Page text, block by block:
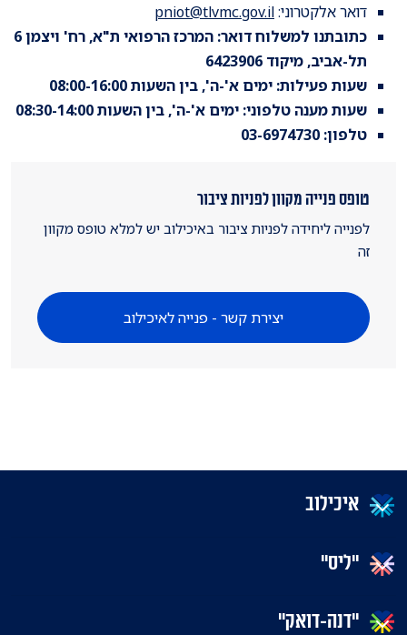
דואר אלקטרוני:pniot@tlvmc.gov.il
כתובתנו למשלוח דואר: המרכז הרפואי ת"א, רח' ויצמן 6
תל-אביב, מיקוד 6423906
שעות פעילות: ימים א'-ה', בין השעות 08:00-16:00
שעות מענה טלפוני: ימים א'-ה', בין השעות 08:30-14:00
טלפון: 03-6974730
טופס פנייה מקוון לפניות ציבור
לפנייה ליחידה לפניות ציבור באיכילוב יש למלא טופס מקוון
זה
יצירת קשר - פנייה לאיכילוב
איכילוב
"ליס"
"דנה-דואק"